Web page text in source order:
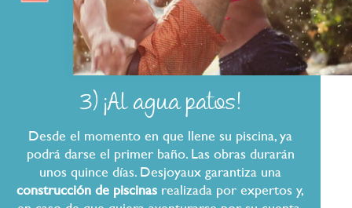
3) ¡Al agua patos!
Desde el momento en que llene su piscina, ya
podrá darse el primer baño. Las obras durarán
unos quince días. Desjoyaux garantiza una
construcción de piscinas realizada por expertos y,